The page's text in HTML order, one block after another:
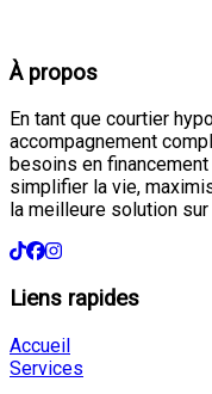
À propos
En tant que courtier
accompagnement
besoins en
simplifier la vie,
la meilleure solution sur
Liens rapides
Accueil
Services